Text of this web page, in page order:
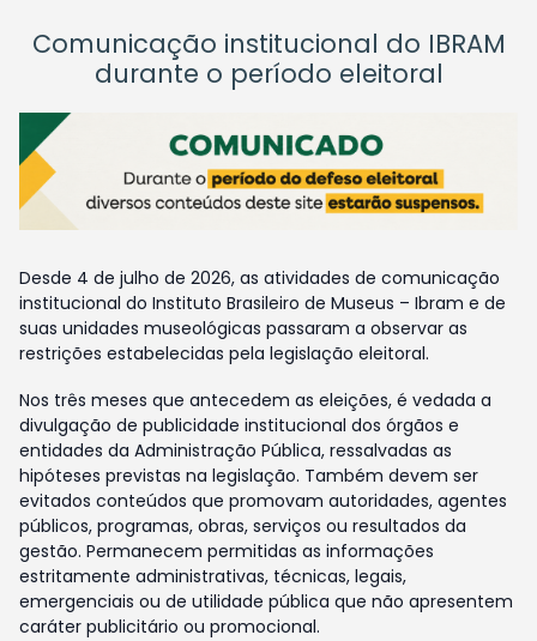
Comunicação institucional do IBRAM
durante o período eleitoral
Desde 4 de julho de 2026, as atividades de comunicação
institucional do Instituto Brasileiro de Museus – Ibram e de
suas unidades museológicas passaram a observar as
restrições estabelecidas pela legislação eleitoral.
Nos três meses que antecedem as eleições, é vedada a
divulgação de publicidade institucional dos órgãos e
entidades da Administração Pública, ressalvadas as
hipóteses previstas na legislação. Também devem ser
evitados conteúdos que promovam autoridades, agentes
públicos, programas, obras, serviços ou resultados da
gestão. Permanecem permitidas as informações
estritamente administrativas, técnicas, legais,
emergenciais ou de utilidade pública que não apresentem
caráter publicitário ou promocional.